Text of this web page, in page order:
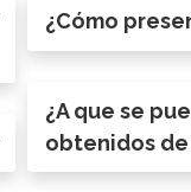
¿Cómo
¿A que se
obtenidos